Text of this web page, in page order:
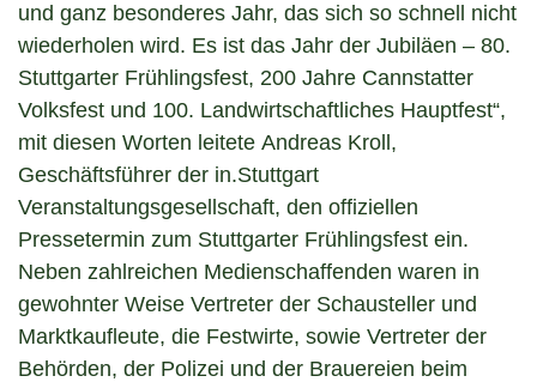
und ganz besonderes Jahr, das sich so schnell nicht
wiederholen wird. Es ist das Jahr der Jubiläen – 80.
Stuttgarter Frühlingsfest, 200 Jahre Cannstatter
Volksfest und 100. Landwirtschaftliches Hauptfest“,
mit diesen Worten leitete Andreas Kroll,
Geschäftsführer der in.Stuttgart
Veranstaltungsgesellschaft, den offiziellen
Pressetermin zum Stuttgarter Frühlingsfest ein.
Neben zahlreichen Medienschaffenden waren in
gewohnter Weise Vertreter der Schausteller und
Marktkaufleute, die Festwirte, sowie Vertreter der
Behörden, der Polizei und der Brauereien beim